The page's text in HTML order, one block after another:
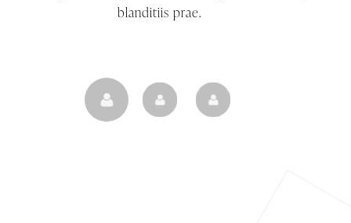
blanditiis prae.